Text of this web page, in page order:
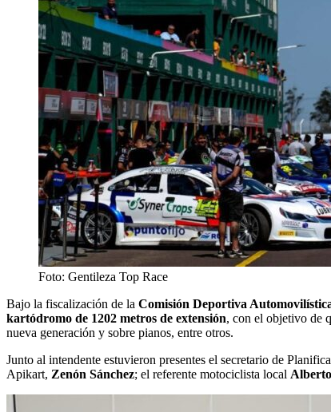
Foto: Gentileza Top Race
Bajo la fiscalización de la Comisión Deportiva
kartódromo de 1202 metros de extensión, con el objetivo de
nueva generación y sobre pianos, entre otros.
Junto al intendente estuvieron presentes el secretario de
Apikart, Zenón Sánchez; el referente motociclista local